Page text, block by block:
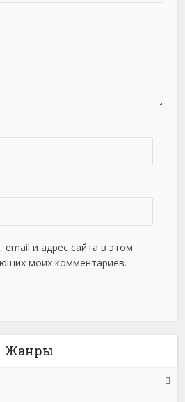
и адрес сайта в этом
моих комментариев.
Жанры